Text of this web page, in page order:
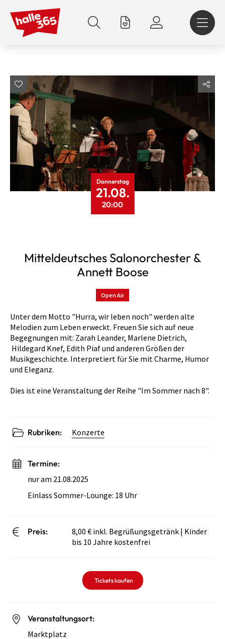
zum
Inhalt
Donnerstag
21.08.
20:00
Mitteldeutsches Salonorchester &
Annett Boose
Open Air
Unter dem Motto "Hurra, wir leben noch" werden alte
Melodien zum Leben erweckt. Freuen Sie sich auf neue
Begegnungen mit: Zarah Leander, Marlene Dietrich,
Hildegard Knef, Edith Piaf und anderen Größen der
Musikgeschichte. Interpretiert für Sie mit Charme, Humor
und Eleganz.
Dies ist eine Veranstaltung der Reihe "Im Sommer nach 8".
Rubriken: Konzerte
Termine:
nur am 21.08.2025
Einlass Sommer-Lounge: 18 Uhr
Preis:
8,00 € inkl. Begrüßungsgetränk | Kinder
bis 10 Jahre kostenfrei
Tickets kaufen
Veranstaltungsort:
Marktplatz